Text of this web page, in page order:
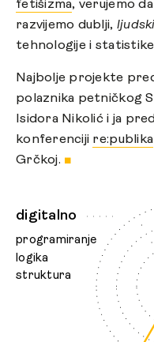
fetišizma, verujemo
razvijemo dublji, ljudski
tehnologije i
Najbolje projekte
polaznika petničkog
Isidora Nikolić i ja
konferenciji re:publika
Grčkoj.
digitalno
programiranje
logika
struktura